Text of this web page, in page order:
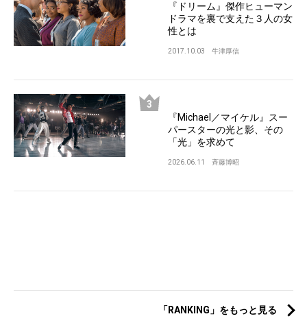
『ドリーム』傑作ヒューマン
ドラマを裏で支えた３人の女
性とは
2017.10.03 牛津厚信
『Michael／マイケル』スー
パースターの光と影、その
「光」を求めて
2026.06.11 斉藤博昭
「RANKING」をもっと見る